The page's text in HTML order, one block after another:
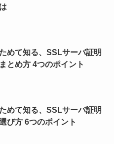
めて知る、SSLサーバ証明
とめ方 4つのポイント
めて知る、SSLサーバ証明
び方 6つのポイント